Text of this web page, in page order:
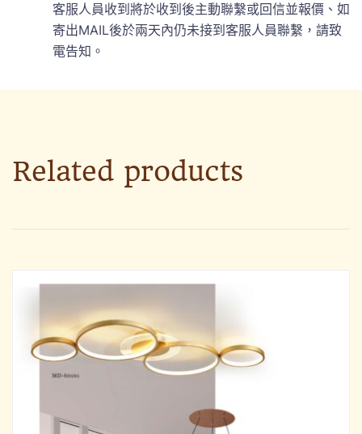
客服人員收到將於收到後主動聯繫或回信並報價、如
寄出MAIL後於兩天內仍未接到客服人員聯繫，請致
電告知。
Related products